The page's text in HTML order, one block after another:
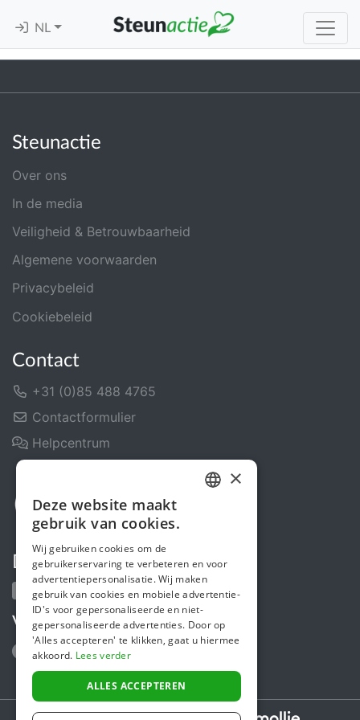
NL
Steunactie
Over ons
In de media
Veiligheid & Betrouwbaarheid
Algemene voorwaarden
Privacybeleid
Cookiebeleid
Contact
+31 (0)85 488 4765
Contactformulier
Helpcentrum
Deel ons
Volg ons
Secure payments powered by
ENGLISH
×
Deze website maakt
gebruik van cookies.
Wij gebruiken cookies om de
gebruikerservaring te verbeteren en voor
advertentiepersonalisatie. Wij maken
gebruik van cookies en mobiele advertentie-
ID's voor gepersonaliseerde en niet-
gepersonaliseerde advertenties. Door op
'Alles accepteren' te klikken, gaat u hiermee
akkoord. Lees verder
ALLES ACCEPTEREN